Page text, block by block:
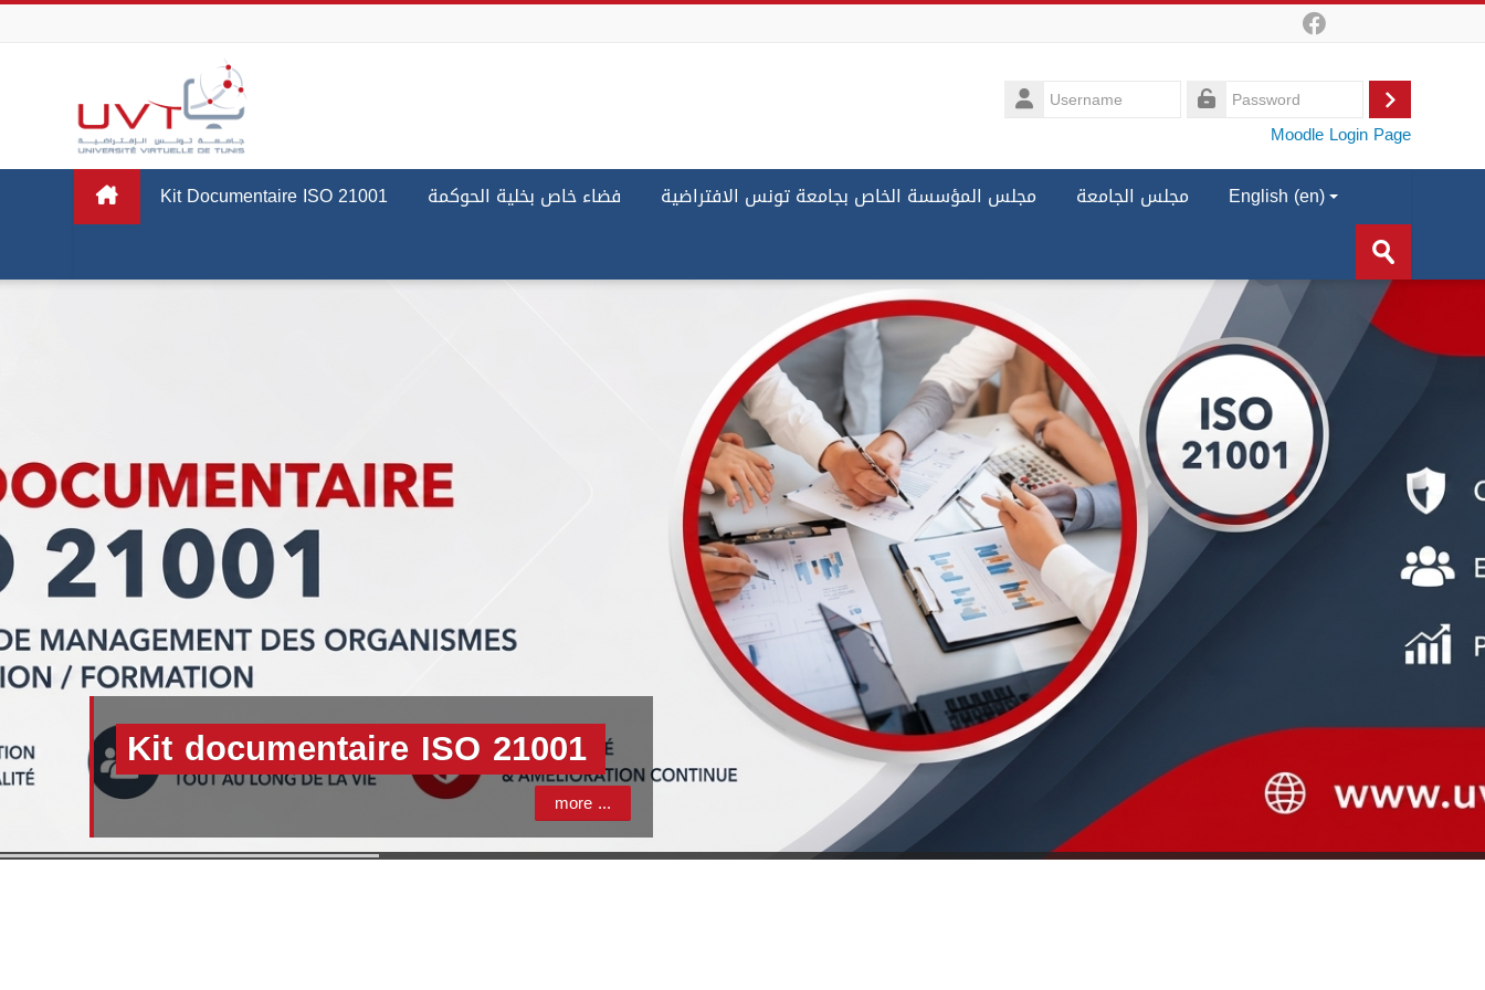
Skip to main content
Username
Log
in
Moodle Login Page
Kit Documentaire ISO 21001 فضاء خاص بخلية الحوكمة مجلس المؤسسة الخاص بجامعة تونس الافتراضية مجلس الجامعة English ‎(en)‎
Submit
Kit documentaire ISO 21001
more ...